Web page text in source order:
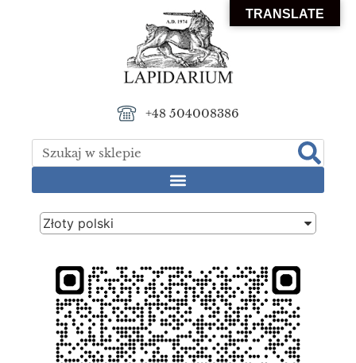
+48 504008386
Złoty polski
TRANSLATE